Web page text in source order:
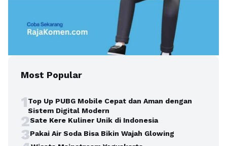
Most Popular
1Top Up PUBG Mobile Cepat dan Aman dengan
Sistem Digital Modern
2Sate Kere Kuliner Unik di Indonesia
3Pakai Air Soda Bisa Bikin Wajah Glowing